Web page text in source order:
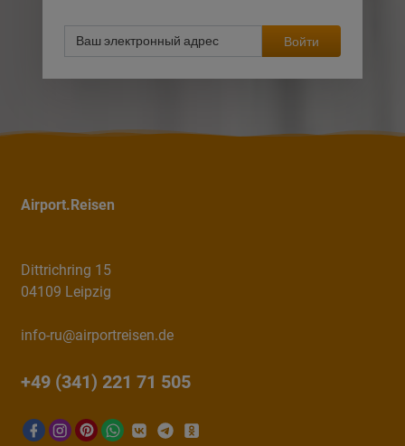
Войти
Airport.Reisen
Dittrichring 15
04109 Leipzig
info-ru@airportreisen.de
+49 (341) 221 71 505